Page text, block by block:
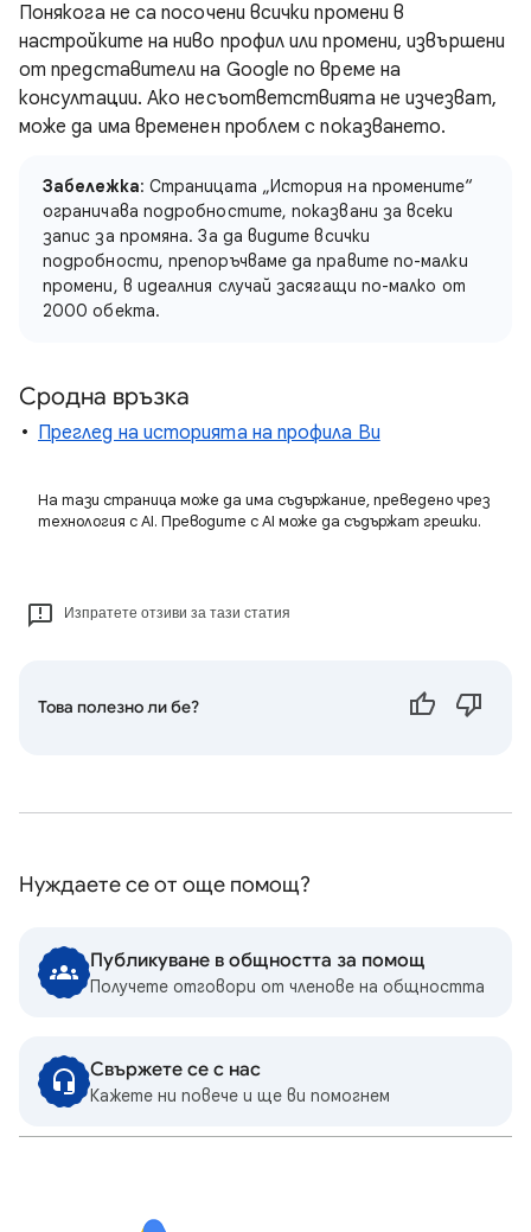
Понякога не са посочени всички промени в
настройките на ниво профил или промени, извършени
от представители на Google по време на
консултации. Ако несъответствията не изчезват,
може да има временен проблем с показването.
Забележка: Страницата „История на промените“
ограничава подробностите, показвани за всеки
запис за промяна. За да видите всички
подробности, препоръчваме да правите по-малки
промени, в идеалния случай засягащи по-малко от
2000 обекта.
Сродна връзка
Преглед на историята на профила Ви
На тази страница може да има съдържание, преведено чрез
технология с AI. Преводите с AI може да съдържат грешки.
Изпратете отзиви за тази статия
Това полезно ли бе?
Нуждаете се от още помощ?
Публикуване в общността за помощ
Получете отговори от членове на общността
Свържете се с нас
Кажете ни повече и ще ви помогнем